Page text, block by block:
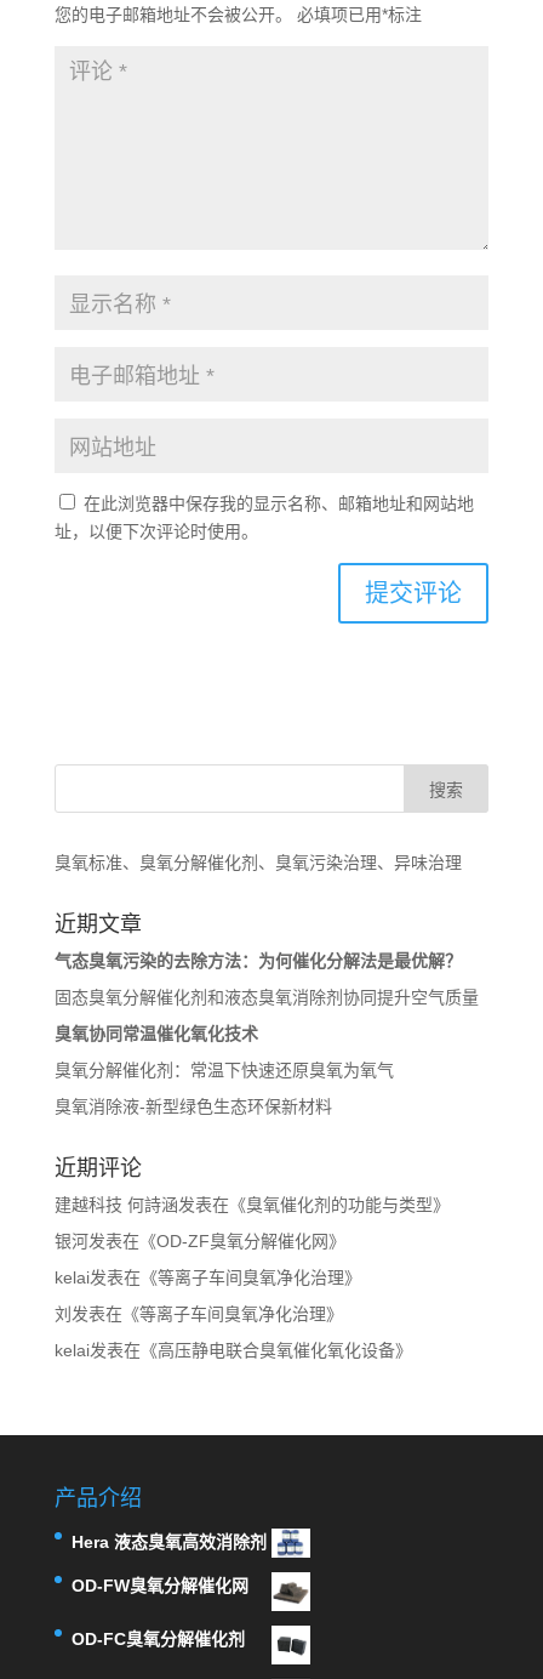
您的电子邮箱地址不会被公开。 必填项已用*标注
在此浏览器中保存我的显示名称、邮箱地址和网站地
址，以便下次评论时使用。
臭氧标准、臭氧分解催化剂、臭氧污染治理、异味治理
近期文章
气态臭氧污染的去除方法：为何催化分解法是最优解？
固态臭氧分解催化剂和液态臭氧消除剂协同提升空气质量
臭氧协同常温催化氧化技术
臭氧分解催化剂：常温下快速还原臭氧为氧气
臭氧消除液-新型绿色生态环保新材料
近期评论
建越科技 何詩涵发表在《臭氧催化剂的功能与类型》
银河发表在《OD-ZF臭氧分解催化网》
kelai发表在《等离子车间臭氧净化治理》
刘发表在《等离子车间臭氧净化治理》
kelai发表在《高压静电联合臭氧催化氧化设备》
产品介绍
Hera 液态臭氧高效消除剂
OD-FW臭氧分解催化网
OD-FC臭氧分解催化剂